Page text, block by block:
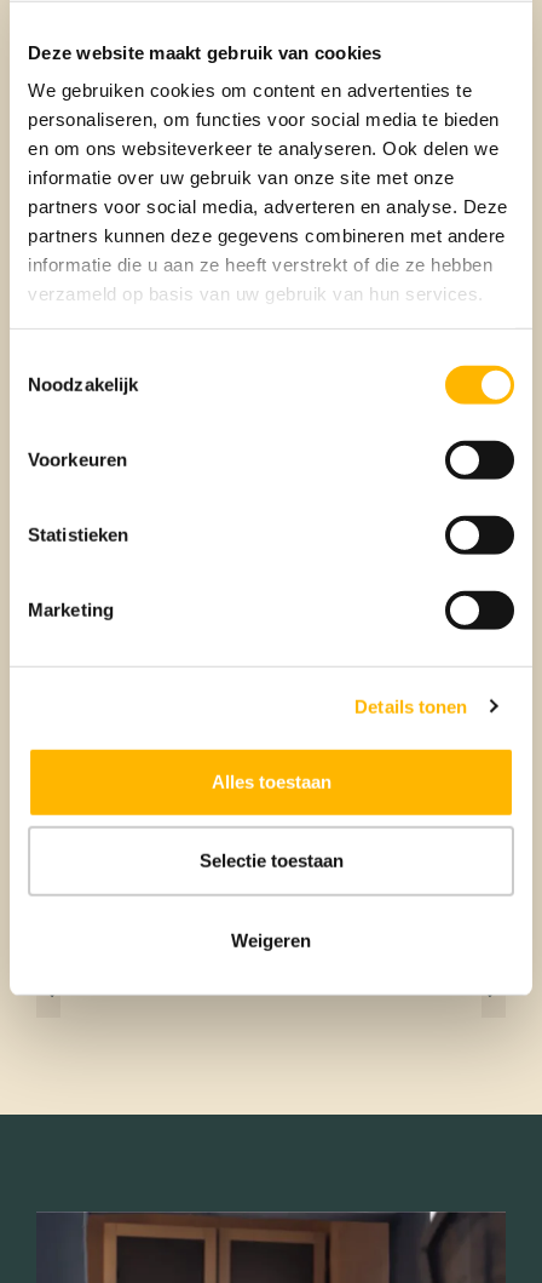
Deze website maakt gebruik van cookies
We gebruiken cookies om content en advertenties te
personaliseren, om functies voor social media te bieden
en om ons websiteverkeer te analyseren. Ook delen we
informatie over uw gebruik van onze site met onze
partners voor social media, adverteren en analyse. Deze
partners kunnen deze gegevens combineren met andere
informatie die u aan ze heeft verstrekt of die ze hebben
verzameld op basis van uw gebruik van hun services.
Noodzakelijk
Voorkeuren
Statistieken
Marketing
Details tonen
Alles toestaan
Selectie toestaan
Weigeren
NIEUWS
3x nieuwbouwprojecten met luxe
huizen in en om Utrecht
Verkoop jouw woning sneller met
de NVM Open Huizen Dag!